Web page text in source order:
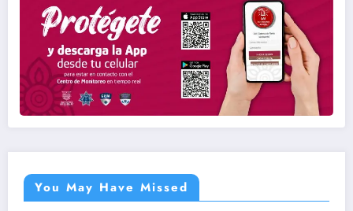
You May Have Missed